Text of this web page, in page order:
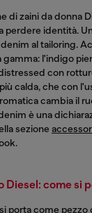
di zaini da donna
perdere identità.
al tailoring.
gamma: l'indigo
con
calda, che con
cambia il
è una
sezione
Diesel: come si
porta come